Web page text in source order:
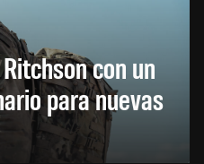
con un
para nuevas